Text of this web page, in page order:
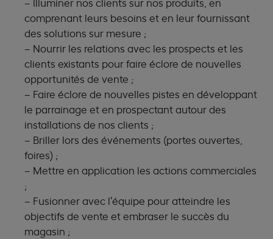
comprenant leurs besoins et en leur fournissant
des solutions sur mesure ;
– Nourrir les relations avec les prospects et les
clients existants pour faire éclore de nouvelles
opportunités de vente ;
– Faire éclore de nouvelles pistes en développant
le parrainage et en prospectant autour des
installations de nos clients ;
– Briller lors des événements (portes ouvertes,
foires) ;
– Mettre en application les actions commerciales
;
– Fusionner avec l’équipe pour atteindre les
objectifs de vente et embraser le succès du
magasin ;